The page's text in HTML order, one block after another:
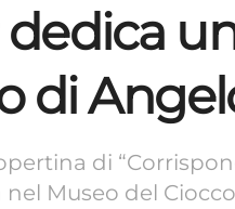
di
di
Museo del